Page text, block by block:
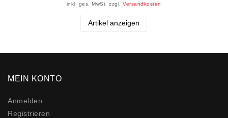
inkl. ges. MwSt. zzgl.Versandkosten
Artikel anzeigen
MEIN KONTO
Anmelden
Registrieren